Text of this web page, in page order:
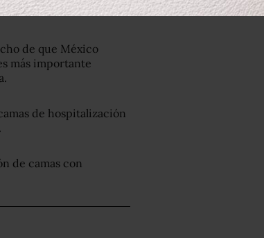
de que México
más importante
de hospitalización
de camas con